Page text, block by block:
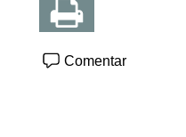
Comentar